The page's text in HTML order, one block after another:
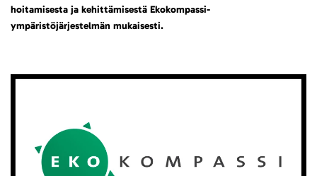
hoitamisesta ja kehittämisestä Ekokompassi-
ympäristöjärjestelmän mukaisesti.